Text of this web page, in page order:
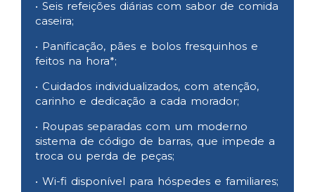
• Seis refeições diárias com sabor de comida
caseira;
• Panificação, pães e bolos fresquinhos e
feitos na hora*;
• Cuidados individualizados, com atenção,
carinho e dedicação a cada morador;
• Roupas separadas com um moderno
sistema de código de barras, que impede a
troca ou perda de peças;
• Wi-fi disponível para hóspedes e familiares;